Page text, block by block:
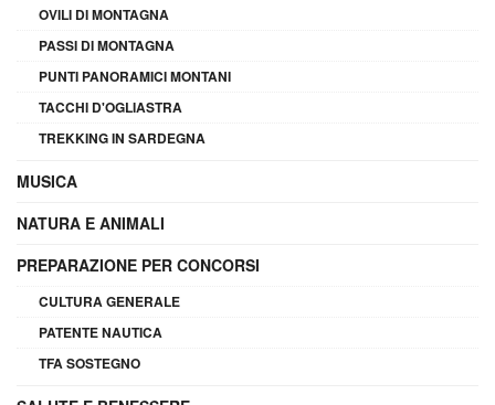
OVILI DI MONTAGNA
PASSI DI MONTAGNA
PUNTI PANORAMICI MONTANI
TACCHI D'OGLIASTRA
TREKKING IN SARDEGNA
MUSICA
NATURA E ANIMALI
PREPARAZIONE PER CONCORSI
CULTURA GENERALE
PATENTE NAUTICA
TFA SOSTEGNO